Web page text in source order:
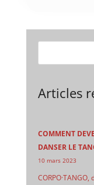
Articles
COMMENT
DANSER LE
10 mars 2023